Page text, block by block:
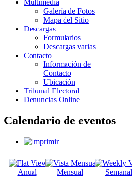
Multimedia
Galería de Fotos
Mapa del Sitio
Descargas
Formularios
Descargas varias
Contacto
Información de
Contacto
Ubicación
Tribunal Electoral
Denuncias Online
Calendario de eventos
Anual Mensual Semanal